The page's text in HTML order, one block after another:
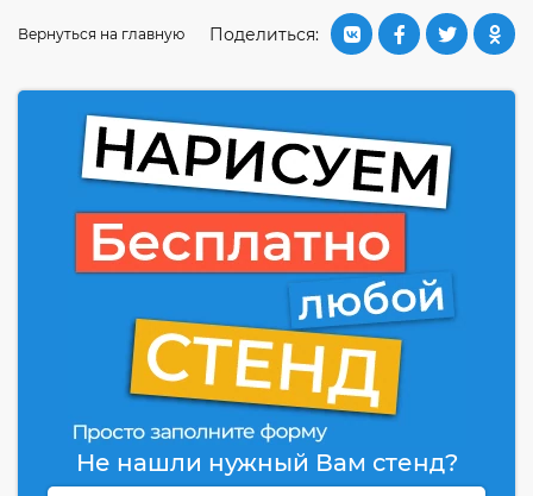
Поделиться:
Вернуться на главную
Не нашли нужный Вам стенд?